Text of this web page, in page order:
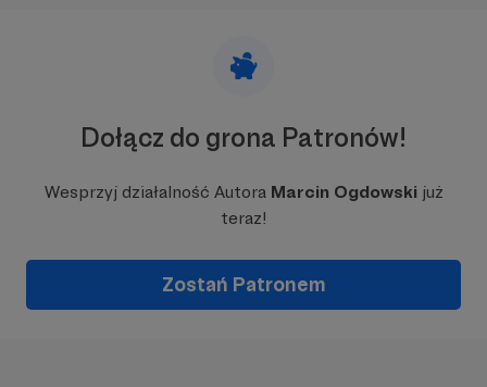
Dołącz do grona Patronów!
Wesprzyj działalność Autora Marcin Ogdowski już
teraz!
Zostań Patronem